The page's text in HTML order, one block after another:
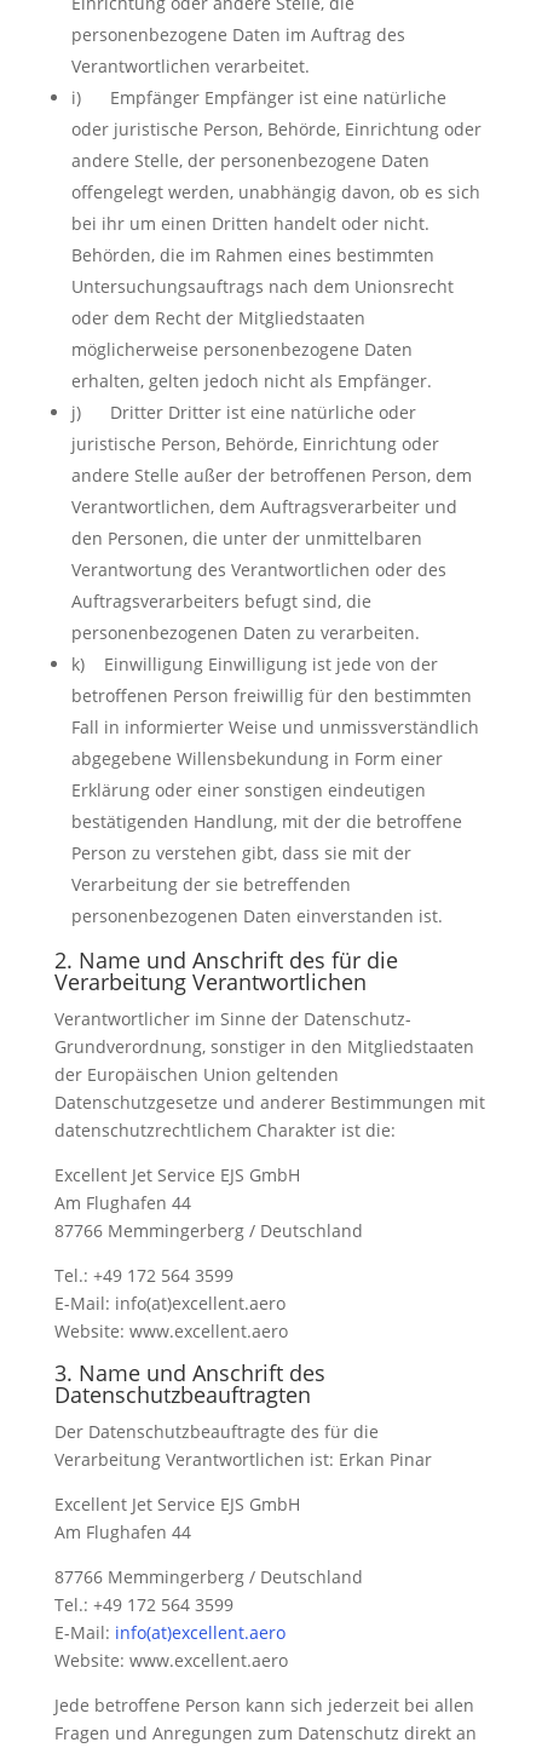
personenbezogene Daten im Auftrag des
Verantwortlichen verarbeitet.
i) Empfänger Empfänger ist eine natürliche
oder juristische Person, Behörde, Einrichtung oder
andere Stelle, der personenbezogene Daten
offengelegt werden, unabhängig davon, ob es sich
bei ihr um einen Dritten handelt oder nicht.
Behörden, die im Rahmen eines bestimmten
Untersuchungsauftrags nach dem Unionsrecht
oder dem Recht der Mitgliedstaaten
möglicherweise personenbezogene Daten
erhalten, gelten jedoch nicht als Empfänger.
j) Dritter Dritter ist eine natürliche oder
juristische Person, Behörde, Einrichtung oder
andere Stelle außer der betroffenen Person, dem
Verantwortlichen, dem Auftragsverarbeiter und
den Personen, die unter der unmittelbaren
Verantwortung des Verantwortlichen oder des
Auftragsverarbeiters befugt sind, die
personenbezogenen Daten zu verarbeiten.
k) Einwilligung Einwilligung ist jede von der
betroffenen Person freiwillig für den bestimmten
Fall in informierter Weise und unmissverständlich
abgegebene Willensbekundung in Form einer
Erklärung oder einer sonstigen eindeutigen
bestätigenden Handlung, mit der die betroffene
Person zu verstehen gibt, dass sie mit der
Verarbeitung der sie betreffenden
personenbezogenen Daten einverstanden ist.
2. Name und Anschrift des für die
Verarbeitung Verantwortlichen
Verantwortlicher im Sinne der Datenschutz-
Grundverordnung, sonstiger in den Mitgliedstaaten
der Europäischen Union geltenden
Datenschutzgesetze und anderer Bestimmungen mit
datenschutzrechtlichem Charakter ist die:
Excellent Jet Service EJS GmbH
Am Flughafen 44
87766 Memmingerberg / Deutschland
Tel.: +49 172 564 3599
E-Mail: info(at)excellent.aero
Website: www.excellent.aero
3. Name und Anschrift des
Datenschutzbeauftragten
Der Datenschutzbeauftragte des für die
Verarbeitung Verantwortlichen ist: Erkan Pinar
Excellent Jet Service EJS GmbH
Am Flughafen 44
87766 Memmingerberg / Deutschland
Tel.: +49 172 564 3599
E-Mail: info(at)excellent.aero
Website: www.excellent.aero
Jede betroffene Person kann sich jederzeit bei allen
Fragen und Anregungen zum Datenschutz direkt an